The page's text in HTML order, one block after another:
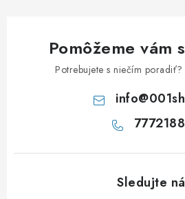
Pomôžeme vám
Potrebujete s niečím poradiť?
info@